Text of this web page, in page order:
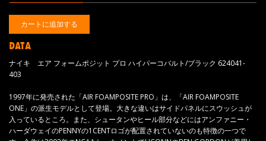
DATA
ナイキ エア フォームポジット プロ ハイパーコバルト/ブラック 624041-
403
1997年に発売された「AIR FOAMPOSITE PRO」は、「AIR FOAMPOSITE
ONE」の派生モデルとして登場。大きな違いはサイドパネルにスウッシュが
入っているところ。また、シュータンやヒール部分などにはアンファニー・
ハーダウェイのPENNYの1CENTロゴが配置されていないのも特徴の一つで